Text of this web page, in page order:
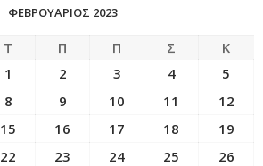
ΦΕΒΡΟΥΆΡΙΟΣ 2023
Τ Π Π Σ
Κ
1
2 3 4
5
8 9 10 11
12
15 16 17 18
19
22 23 24 25
26